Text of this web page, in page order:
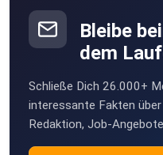
Bleibe
dem
Schließe Dich 26.000+
interessante Fakten
Redaktion, Job-